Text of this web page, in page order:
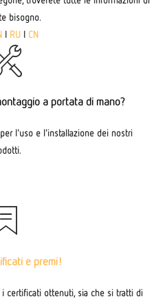
bisogno.
I RU I CN
a portata di mano?
l'uso e l'installazione dei nostri
e premi!
certificati ottenuti, sia che si tratti di